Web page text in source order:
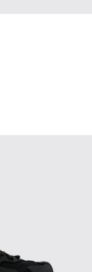
003 - Yellow002 - Green